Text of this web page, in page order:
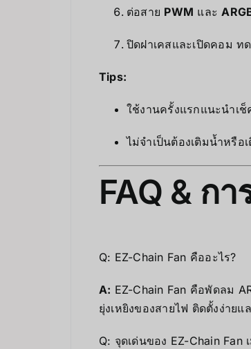
ต่อสาย PWM และ
ปิดฝาเคสและเปิดคอม ท
Tips:
ใช้งานครั้งแรกแนะนำเ
ไม่จำเป็นต้องเติมน้ำหรือ
FAQ & ก
Q: EZ-Chain Fan คืออะไร?
A: EZ-Chain Fan คือพัดลม
ยุ่งเหยิงของสายไฟ ติดตั้งง่าย
Q: จุดเด่นของ EZ-Chain